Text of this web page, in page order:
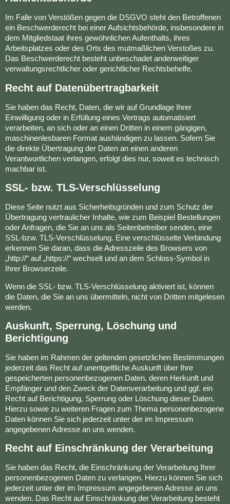
Im Falle von Verstößen gegen die DSGVO steht den Betroffenen
ein Beschwerderecht bei einer Aufsichtsbehörde, insbesondere in
dem Mitgliedstaat ihres gewöhnlichen Aufenthalts, ihres
Arbeitsplatzes oder des Orts des mutmaßlichen Verstoßes zu.
Das Beschwerderecht besteht unbeschadet anderweitiger
verwaltungsrechtlicher oder gerichtlicher Rechtsbehelfe.
Recht auf Datenübertragbarkeit
Sie haben das Recht, Daten, die wir auf Grundlage Ihrer
Einwilligung oder in Erfüllung eines Vertrags automatisiert
verarbeiten, an sich oder an einen Dritten in einem gängigen,
maschinenlesbaren Format aushändigen zu lassen. Sofern Sie
die direkte Übertragung der Daten an einen anderen
Verantwortlichen verlangen, erfolgt dies nur, soweit es technisch
machbar ist.
SSL- bzw. TLS-Verschlüsselung
Diese Seite nutzt aus Sicherheitsgründen und zum Schutz der
Übertragung vertraulicher Inhalte, wie zum Beispiel Bestellungen
oder Anfragen, die Sie an uns als Seitenbetreiber senden, eine
SSL-bzw. TLS-Verschlüsselung. Eine verschlüsselte Verbindung
erkennen Sie daran, dass die Adresszeile des Browsers von
„http://“ auf „https://“ wechselt und an dem Schloss-Symbol in
Ihrer Browserzeile.
Wenn die SSL- bzw. TLS-Verschlüsselung aktiviert ist, können
die Daten, die Sie an uns übermitteln, nicht von Dritten mitgelesen
werden.
Auskunft, Sperrung, Löschung und
Berichtigung
Sie haben im Rahmen der geltenden gesetzlichen Bestimmungen
jederzeit das Recht auf unentgeltliche Auskunft über Ihre
gespeicherten personenbezogenen Daten, deren Herkunft und
Empfänger und den Zweck der Datenverarbeitung und ggf. ein
Recht auf Berichtigung, Sperrung oder Löschung dieser Daten.
Hierzu sowie zu weiteren Fragen zum Thema personenbezogene
Daten können Sie sich jederzeit unter der im Impressum
angegebenen Adresse an uns wenden.
Recht auf Einschränkung der Verarbeitung
Sie haben das Recht, die Einschränkung der Verarbeitung Ihrer
personenbezogenen Daten zu verlangen. Hierzu können Sie sich
jederzeit unter der im Impressum angegebenen Adresse an uns
wenden. Das Recht auf Einschränkung der Verarbeitung besteht